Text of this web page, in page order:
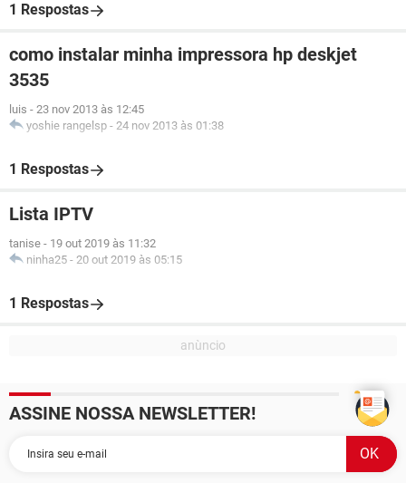
1 Respostas
como instalar minha impressora hp deskjet
3535
luis - 23 nov 2013 às 12:45
yoshie rangelsp - 24 nov 2013 às 01:38
1 Respostas
Lista IPTV
tanise - 19 out 2019 às 11:32
ninha25 - 20 out 2019 às 05:15
1 Respostas
ASSINE NOSSA NEWSLETTER!